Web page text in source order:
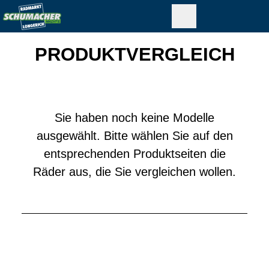
PRODUKTVERGLEICH
Sie haben noch keine Modelle
ausgewählt. Bitte wählen Sie auf den
entsprechenden Produktseiten die
Räder aus, die Sie vergleichen wollen.